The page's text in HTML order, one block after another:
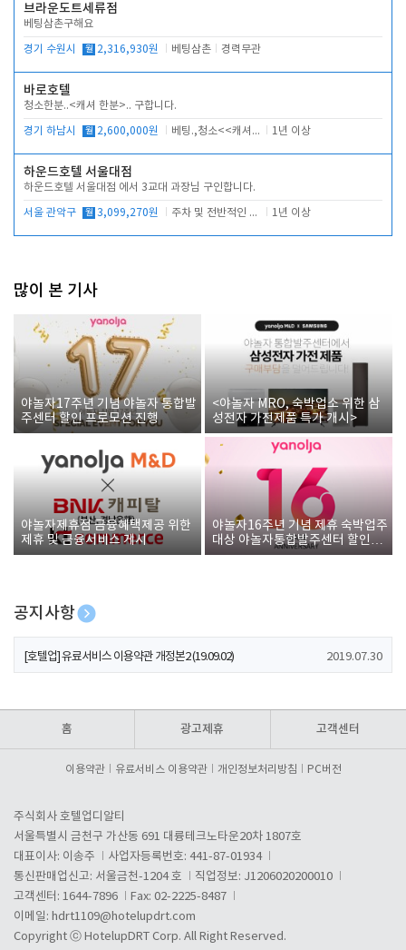
브라운도트세류점
베팅삼촌구해요
경기 수원시 월 2,316,930원 베팅삼촌 경력무관
바로호텔
청소한분..<캐셔 한분>.. 구합니다.
경기 하남시 월 2,600,000원 베팅.,청소<<캐셔 모셔봅니다. 1년 이상
하운드호텔 서울대점
하운드호텔 서울대점 에서 3교대 과장님 구인합니다.
서울 관악구 월 3,099,270원 주차 및 전반적인 당번업무 1년 이상
많이 본 기사
야놀자17주년 기념 야놀자 통합발
주센터 할인 프로모션 진행
<야놀자 MRO, 숙박업소 위한 삼
성전자 가전제품 특가 개시>
야놀자제휴점 금융혜택제공 위한
제휴 및 금융서비스 게시
야놀자16주년 기념 제휴 숙박업주
대상 야놀자통합발주센터 할인쿠
폰 증정
공지사항
[호텔업] 개인정보 처리방침 개정본1 (19.09.02)
[호텔업] 유료서비스 이용약관 개정본2 (19.09.02) 2019.07.30
홈 광고제휴 고객센터
이용약관 유료서비스 이용약관 개인정보처리방침 PC버전
주식회사 호텔업디알티
서울특별시 금천구 가산동 691 대륭테크노타운20차 1807호
대표이사: 이송주
사업자등록번호: 441-87-01934
통신판매업신고: 서울금천-1204 호
직업정보: J1206020200010
고객센터: 1644-7896
Fax: 02-2225-8487
이메일: hdrt1109@hotelupdrt.com
Copyright ⓒ HotelupDRT Corp. All Right Reserved.